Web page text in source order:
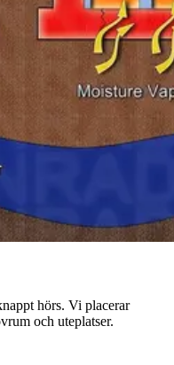
hörs. Vi placerar
och uteplatser.